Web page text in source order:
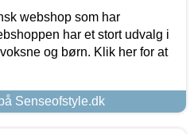
webshop som har
har et stort udvalg i
og børn. Klik her for at
Senseofstyle.dk